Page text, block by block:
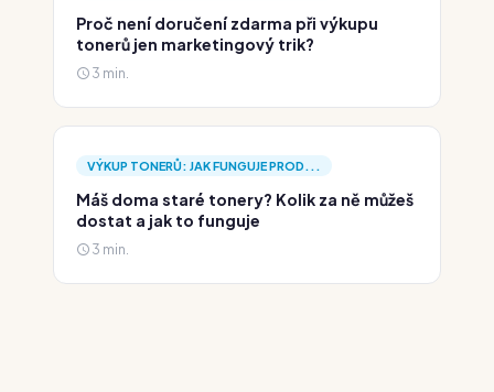
Proč není doručení zdarma při výkupu
tonerů jen marketingový trik?
3 min.
VÝKUP TONERŮ: JAK FUNGUJE PROD...
Máš doma staré tonery? Kolik za ně můžeš
dostat a jak to funguje
3 min.